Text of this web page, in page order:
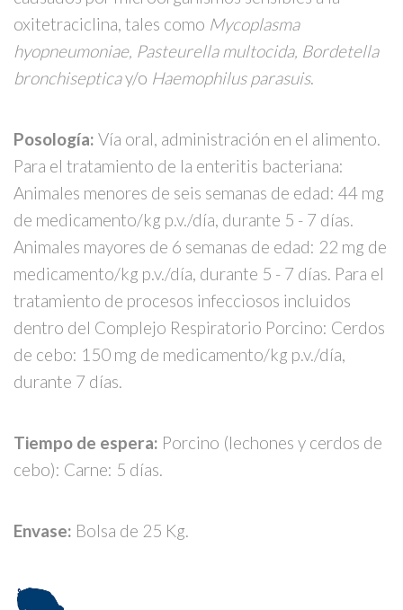
oxitetraciclina, tales como Mycoplasma
hyopneumoniae, Pasteurella multocida, Bordetella
bronchisepticay/o Haemophilus parasuis.
Posología: Vía oral, administración en el alimento.
Para el tratamiento de la enteritis bacteriana:
Animales menores de seis semanas de edad: 44 mg
de medicamento/kg p.v./día, durante 5 - 7 días.
Animales mayores de 6 semanas de edad: 22 mg de
medicamento/kg p.v./día, durante 5 - 7 días. Para el
tratamiento de procesos infecciosos incluidos
dentro del Complejo Respiratorio Porcino: Cerdos
de cebo: 150 mg de medicamento/kg p.v./día,
durante 7 días.
Tiempo de espera: Porcino (lechones y cerdos de
cebo): Carne: 5 días.
Envase: Bolsa de 25 Kg.